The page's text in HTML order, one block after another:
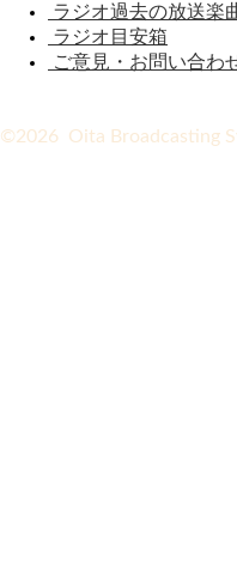
ラジオ過去の放送楽
ラジオ目安箱
ご意見・お問い合わ
©2026 Oita Broadcasting